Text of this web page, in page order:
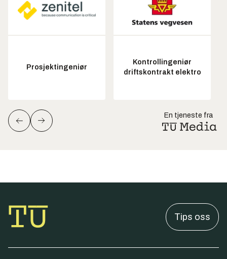
Prosjektingeniør
Kontrollingeniør
driftskontrakt elektro
En tjeneste fra
Tips oss